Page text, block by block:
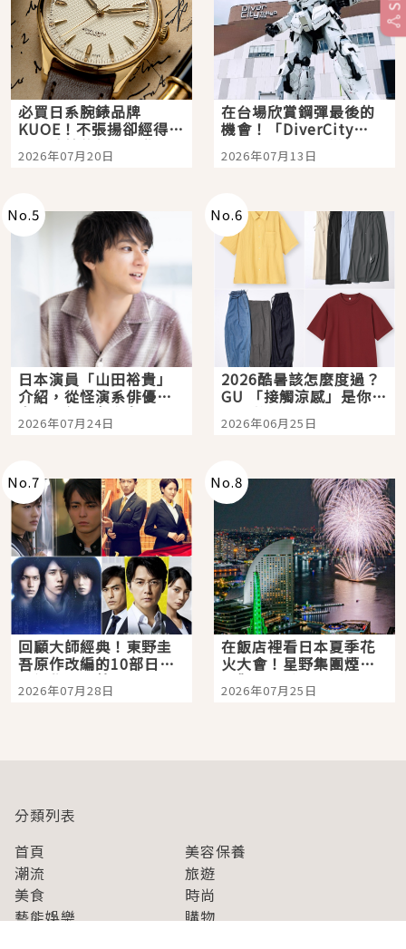
必買日系腕錶品牌
KUOE！不張揚卻經得起
時間洗鍊的經典之作五
選
2026年07月20日
在台場欣賞鋼彈最後的
機會！「DiverCity
Tokyo Plaza」搭船、
購物、美食及夜景，一
2026年07月13日
No.5
日本演員「山田裕貴」
介紹，從怪演系俳優走
向國民級日劇主角
2026年07月24日
No.6
2026酷暑該怎麼度過？
GU 「接觸涼感」是你的
夏日救星
2026年06月25日
No.7
回顧大師經典！東野圭
吾原作改編的10部日本
影視作品推薦
2026年07月28日
No.8
在飯店裡看日本夏季花
火大會！星野集團煙火
景觀飯店6選，讓你不用
人擠人悠閒欣賞
2026年07月25日
分類列表
首頁
美容保養
潮流
旅遊
美食
時尚
藝能娛樂
購物